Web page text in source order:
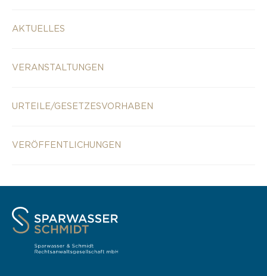
AKTUELLES
VERANSTALTUNGEN
URTEILE/GESETZESVORHABEN
VERÖFFENTLICHUNGEN